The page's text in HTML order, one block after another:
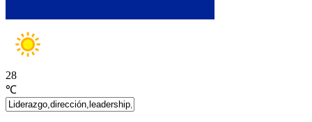
28
℃